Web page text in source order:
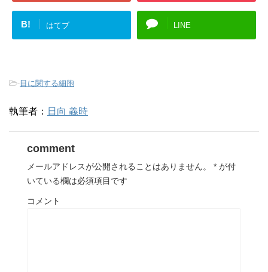
B! はてブ LINE
-目に関する細胞
執筆者： 日向 義時
comment
メールアドレスが公開されることはありません。 * が付
いている欄は必須項目です
コメント